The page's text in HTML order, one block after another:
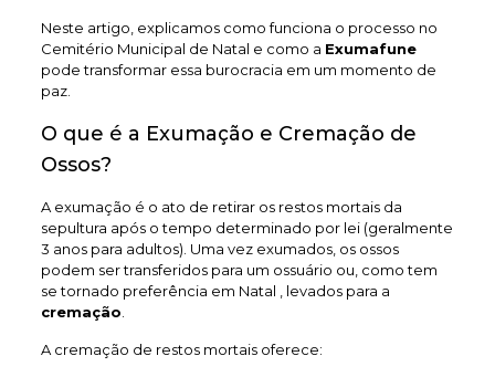
Neste artigo, explicamos como funciona o processo no
Cemitério Municipal de Natal e como a Exumafune
pode transformar essa burocracia em um momento de
paz.
O que é a Exumação e Cremação de
Ossos?
A exumação é o ato de retirar os restos mortais da
sepultura após o tempo determinado por lei (geralmente
3 anos para adultos). Uma vez exumados, os ossos
podem ser transferidos para um ossuário ou, como tem
se tornado preferência em Natal , levados para a
cremação
A cremação de restos mortais oferece: